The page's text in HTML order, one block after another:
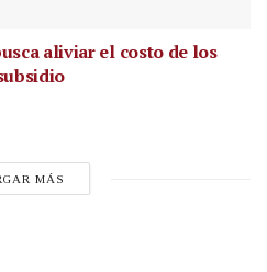
aliviar el costo de los
MÁS